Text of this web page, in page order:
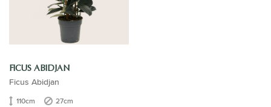
FICUS ABIDJAN
Ficus Abidjan
110cm 27cm